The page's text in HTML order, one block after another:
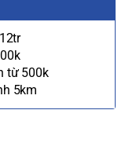
từ 500k
5km